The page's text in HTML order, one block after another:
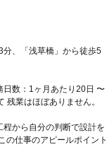
、「浅草橋」から徒歩5
数：1ヶ月あたり20日 〜
業はほぼありません。
から自分の判断で設計を
の仕事のアピールポイント